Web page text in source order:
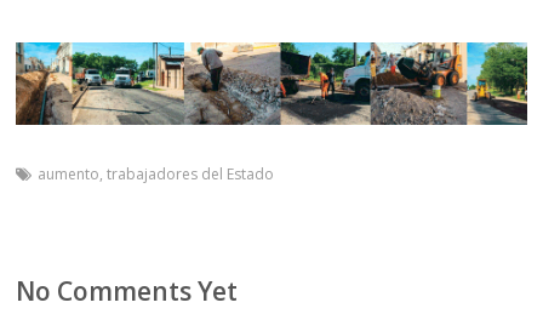
aumento,trabajadores del Estado
No Comments Yet